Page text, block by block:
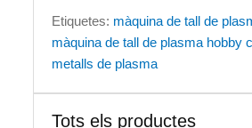
Etiquetes: màquina de tall de
màquina de tall de plasma hobby
metalls de plasma
Tots els productes